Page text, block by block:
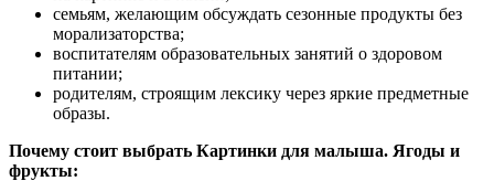
семьям, желающим обсуждать сезонные продукты без
морализаторства;
воспитателям образовательных занятий о здоровом
питании;
родителям, строящим лексику через яркие предметные
образы.
Почему стоит выбрать Картинки для малыша. Ягоды и
фрукты: